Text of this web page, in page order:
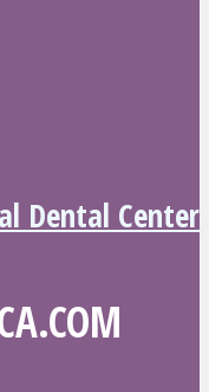
Dental Center